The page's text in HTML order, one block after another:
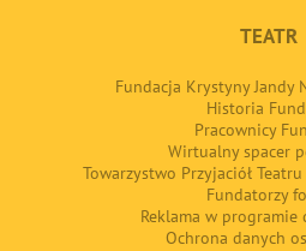
TEATR
Fundacja Krystyny Jandy
Historia
Pracownicy
Wirtualny spacer
Towarzystwo Przyjaciół
Fundatorzy
Reklama w programie
Ochrona danych